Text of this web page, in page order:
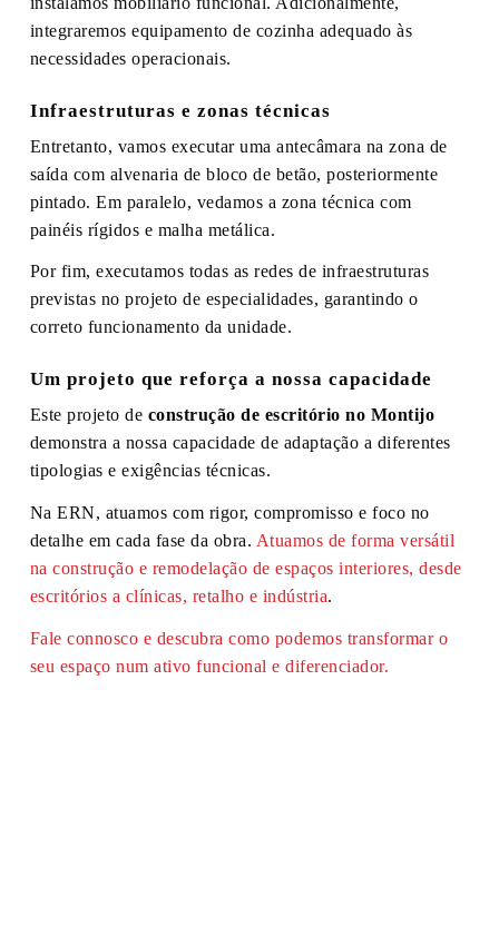
integraremos equipamento de cozinha adequado às
necessidades operacionais.
Infraestruturas e zonas técnicas
Entretanto, vamos executar uma antecâmara na zona de
saída com alvenaria de bloco de betão, posteriormente
pintado. Em paralelo, vedamos a zona técnica com
painéis rígidos e malha metálica.
Por fim, executamos todas as redes de infraestruturas
previstas no projeto de especialidades, garantindo o
correto funcionamento da unidade.
Um projeto que reforça a nossa capacidade
Este projeto de construção de escritório no Montijo
demonstra a nossa capacidade de adaptação a diferentes
tipologias e exigências técnicas.
Na ERN, atuamos com rigor, compromisso e foco no
detalhe em cada fase da obra. Atuamos de forma versátil
na construção e remodelação de espaços interiores, desde
escritórios a clínicas, retalho e indústria.
Fale connosco e descubra como podemos transformar o
seu espaço num ativo funcional e diferenciador.